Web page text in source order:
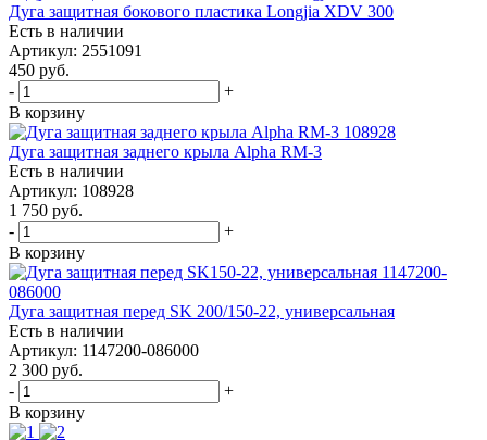
Дуга защитная бокового пластика Longjia XDV 300
Есть в наличии
Артикул: 2551091
450 руб.
-
+
В корзину
Дуга защитная заднего крыла Alpha RM-3
Есть в наличии
Артикул: 108928
1 750 руб.
-
+
В корзину
Дуга защитная перед SK 200/150-22, универсальная
Есть в наличии
Артикул: 1147200-086000
2 300 руб.
-
+
В корзину